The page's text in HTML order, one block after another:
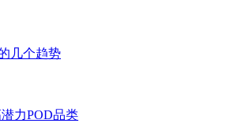
几个趋势
力POD品类